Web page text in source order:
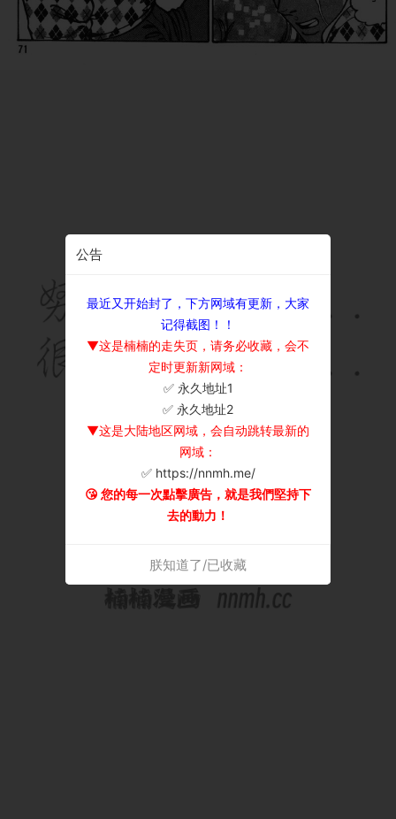
公告
最近又开始封了，下方网域有更新，大家
记得截图！！
▼这是楠楠的走失页，请务必收藏，会不
定时更新新网域：
✅ 永久地址1
✅ 永久地址2
▼这是大陆地区网域，会自动跳转最新的
网域：
✅ https://nnmh.me/
😘 您的每一次點擊廣告，就是我們堅持下
去的動力！
朕知道了/已收藏